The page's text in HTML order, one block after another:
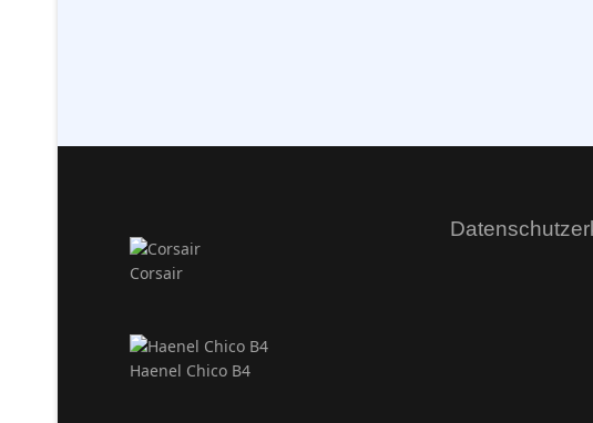
Corsair
Haenel Chico B4